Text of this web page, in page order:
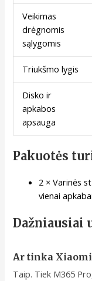
Veikimas
drėgnomis
sąlygomis
Triukšmo lygis
Disko ir
apkabos
apsauga
Pakuotės
2 × Varinės
vienai
Dažniausiai
Ar tinka Xiaomi
Taip. Tiek M365